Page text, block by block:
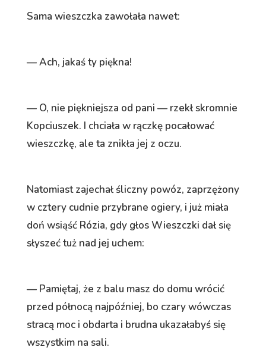
Sama wieszczka zawołała nawet:
— Ach, jakaś ty piękna!
— O, nie piękniejsza od pani — rzekł skromnie
Kopciuszek. I chciała w rączkę pocałować
wieszczkę, ale ta znikła jej z oczu.
Natomiast zajechał śliczny powóz, zaprzężony
w cztery cudnie przybrane ogiery, i już miała
doń wsiąść Rózia, gdy głos Wieszczki dał się
słyszeć tuż nad jej uchem:
— Pamiętaj, że z balu masz do domu wrócić
przed północą najpóźniej, bo czary wówczas
stracą moc i obdarta i brudna ukazałabyś się
wszystkim na sali.